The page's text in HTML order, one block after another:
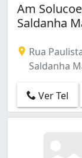
Am
Saldanha
Rua
Saldanha
Ver Tel